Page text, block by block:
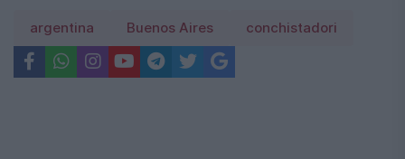
argentina Buenos Aires conchistadori